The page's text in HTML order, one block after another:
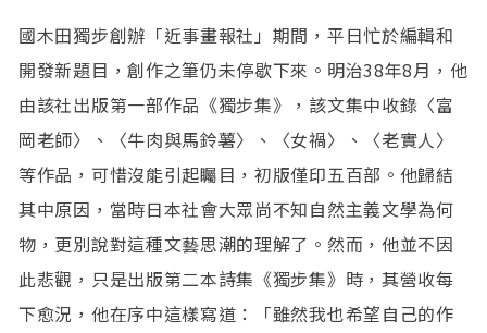
國木田獨步創辦「近事畫報社」期間，平日忙於編輯和
開發新題目，創作之筆仍未停歇下來。明治38年8月，他
由該社出版第一部作品《獨步集》，該文集中收錄〈富
岡老師〉、〈牛肉與馬鈴薯〉、〈女禍〉、〈老實人〉
等作品，可惜沒能引起矚目，初版僅印五百部。他歸結
其中原因，當時日本社會大眾尚不知自然主義文學為何
物，更別說對這種文藝思潮的理解了。然而，他並不因
此悲觀，只是出版第二本詩集《獨步集》時，其營收每
下愈況，他在序中這樣寫道：「雖然我也希望自己的作